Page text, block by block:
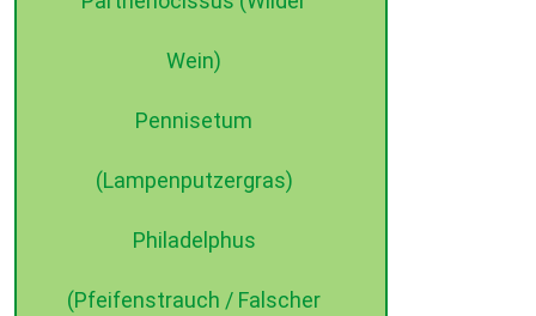
Wein)
Pennisetum
(Lampenputzergras)
Philadelphus
(Pfeifenstrauch / Falscher